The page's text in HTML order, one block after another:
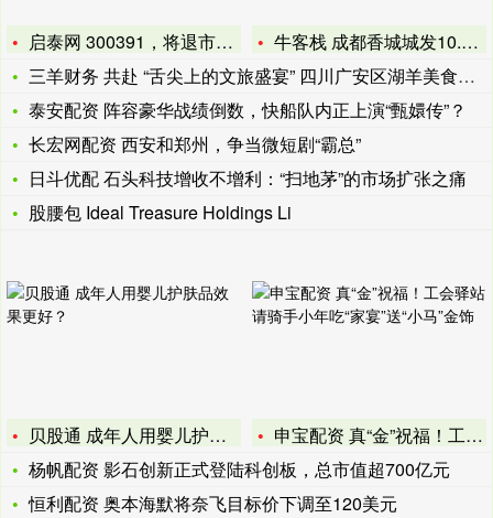
启泰网 300391，将退市！4连20%涨停！下周一停牌
牛客栈 成都香城城发10.2亿元私募债券项目更新至“已受理”
三羊财务 共赴 “舌尖上的文旅盛宴” 四川广安区湖羊美食文化
泰安配资 阵容豪华战绩倒数，快船队内正上演“甄嬛传”？
长宏网配资 西安和郑州，争当微短剧“霸总”
日斗优配 石头科技增收不增利：“扫地茅”的市场扩张之痛
股腰包 Ideal Treasure Holdings Li
贝股通 成年人用婴儿护肤品效果更好？
申宝配资 真“金”祝福！工会驿站请骑手小年吃“家宴”送“小马
杨帆配资 影石创新正式登陆科创板，总市值超700亿元
恒利配资 奥本海默将奈飞目标价下调至120美元